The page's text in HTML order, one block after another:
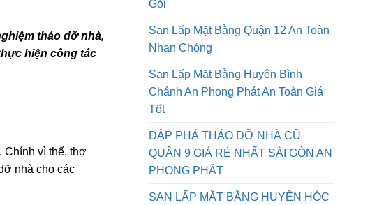
tháo dỡ nhà,
vì thế, thợ
San Lấp Mặt Bằng Huyện Củ Chi An
Toàn Chuyên Nghiệp Giá Tốt Trọn
Gói
San Lấp Mặt Bằng Quận 12 An Toàn
Nhan Chóng
San Lấp Mặt Bằng Huyện Bình
Chánh An Phong Phát An Toàn Giá
Tốt
ĐẬP PHÁ THÁO DỠ NHÀ CŨ
QUẬN 9 GIÁ RẺ NHẤT SÀI GÒN AN